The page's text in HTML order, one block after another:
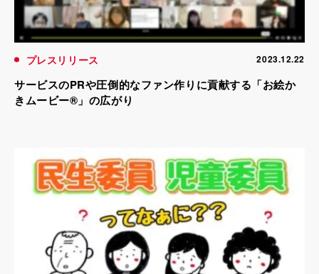
プレスリリース 2023.12.22
サービスのPRや圧倒的なファン作りに貢献する「お絵か
きムービー®」の広がり